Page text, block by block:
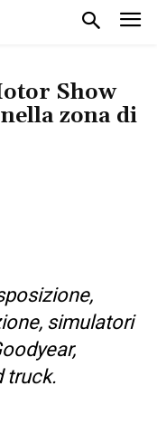
Show
zona di
simulatori
truck.